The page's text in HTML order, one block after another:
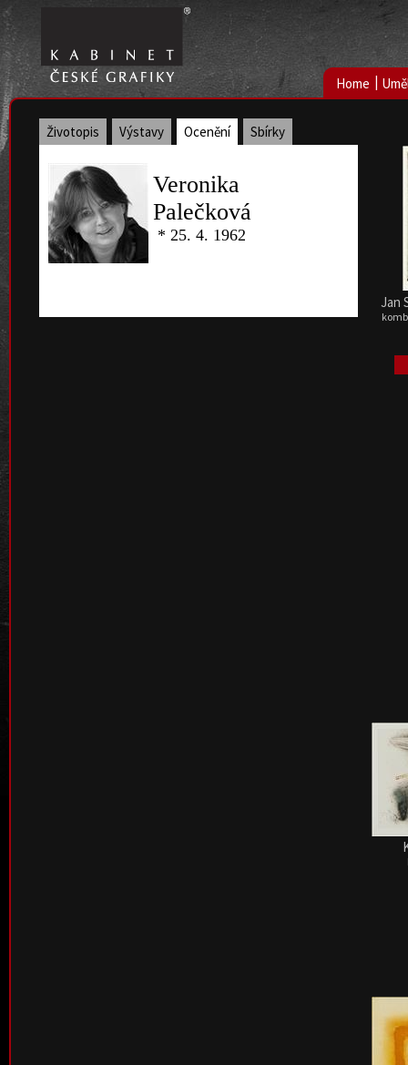
Home |
Životopis Výstavy Ocenění Sbírky
Veronika
Palečková
* 25. 4. 1962
Jan